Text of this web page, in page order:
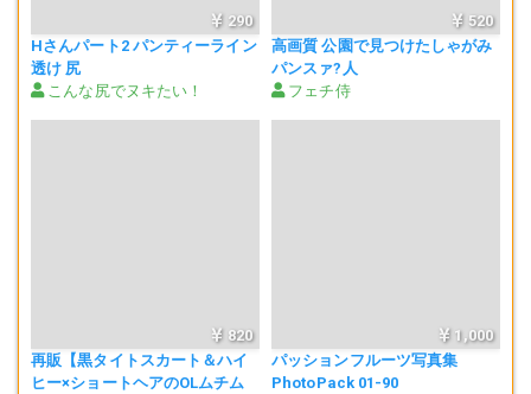
290
Hさんパート2 パンティーライン
透け 尻
こんな尻でヌキたい！
520
高画質 公園で見つけたしゃがみ
パンスァ?人
フェチ侍
820
再販【黒タイトスカート＆ハイ
ヒー×ショートヘアのOLムチム
1,000
パッションフルーツ写真集
PhotoPack 01-90